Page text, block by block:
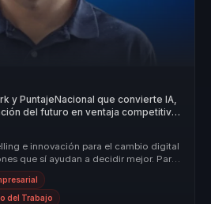
y PuntajeNacional que convierte IA,
del futuro en ventaja competitiva
e innovación para el cambio digital
que sí ayudan a decidir mejor. Para
del Trabajo